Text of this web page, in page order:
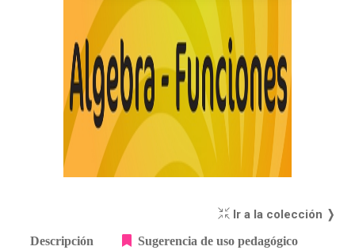
Ir a la colección ❭
Descripción Sugerencia de uso pedagógico